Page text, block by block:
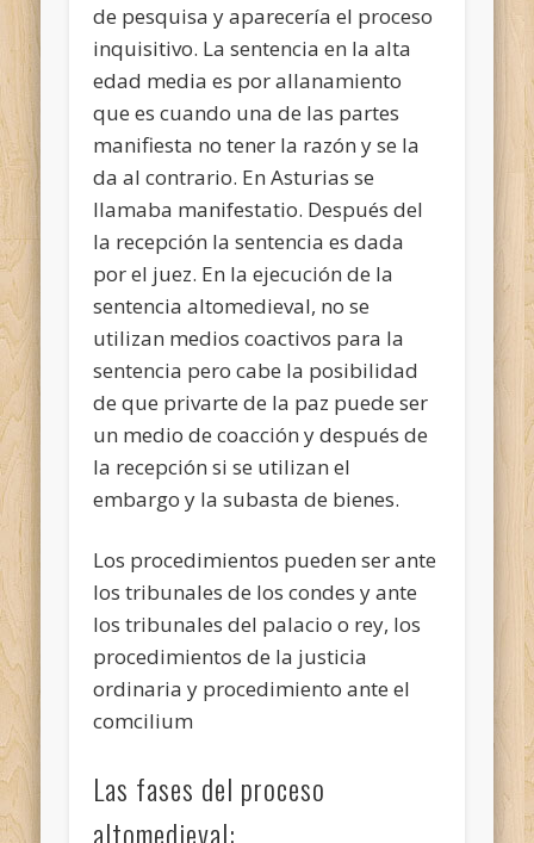
de pesquisa y aparecería el proceso
inquisitivo. La sentencia en la alta
edad media es por allanamiento
que es cuando una de las partes
manifiesta no tener la razón y se la
da al contrario. En Asturias se
llamaba manifestatio. Después del
la recepción la sentencia es dada
por el juez. En la ejecución de la
sentencia altomedieval, no se
utilizan medios coactivos para la
sentencia pero cabe la posibilidad
de que privarte de la paz puede ser
un medio de coacción y después de
la recepción si se utilizan el
embargo y la subasta de bienes.
Los procedimientos pueden ser ante
los tribunales de los condes y ante
los tribunales del palacio o rey, los
procedimientos de la justicia
ordinaria y procedimiento ante el
comcilium
Las fases del proceso
altomedieval: